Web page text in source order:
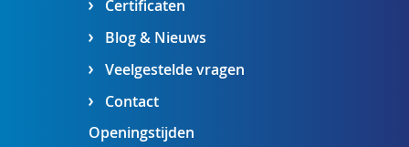
Certificaten
Blog & Nieuws
Veelgestelde vragen
Contact
Openingstijden